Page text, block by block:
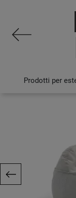
Prodotti per